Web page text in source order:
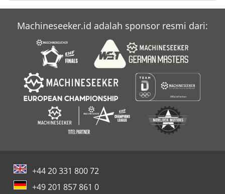
Machineseeker.id adalah sponsor resmi dari:
+44 20 331 800 72
+49 201 857 861 0